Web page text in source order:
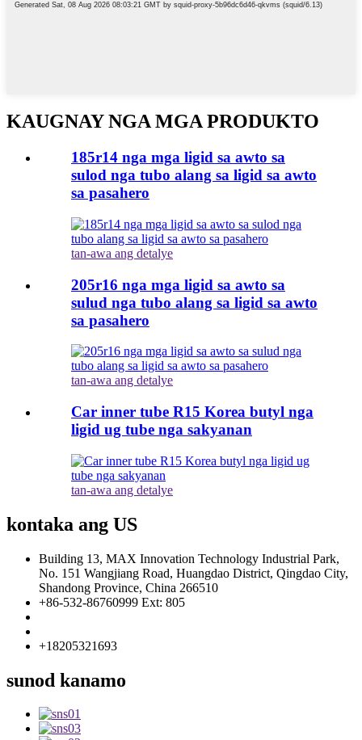
KAUGNAY NGA MGA PRODUKTO
185r14 nga mga ligid sa awto sa
sulod nga tubo alang sa ligid sa awto
sa pasahero
tan-awa ang detalye
205r16 nga mga ligid sa awto sa
sulud nga tubo alang sa ligid sa awto
sa pasahero
tan-awa ang detalye
Car inner tube R15 Korea butyl nga
ligid ug tube nga sakyanan
tan-awa ang detalye
kontaka ang US
Building 13, MAX Innovation Technology Industrial Park,
No. 151 Wangjiang Road, Huangdao District, Qingdao City,
Shandong Province, China 266510
+86-532-86760999 Ext: 805
+18205321693
sunod kanamo